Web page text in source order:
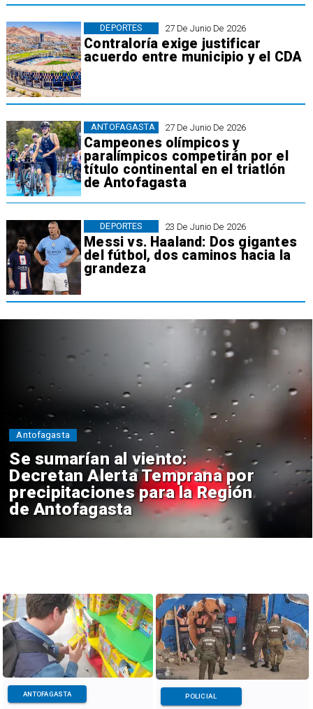
27 De Junio De 2026
Contraloría exige justificar
acuerdo entre municipio y el CDA
DEPORTES
27 De Junio De 2026
Campeones olímpicos y
paralímpicos competirán por el
título continental en el triatlón
de Antofagasta
ANTOFAGASTA
23 De Junio De 2026
Messi vs. Haaland: Dos gigantes
del fútbol, dos caminos hacia la
grandeza
DEPORTES
Se sumarían al viento:
Decretan Alerta Temprana por
precipitaciones para la Región
de Antofagasta
Antofagasta
ANTOFAGASTA POLICIAL